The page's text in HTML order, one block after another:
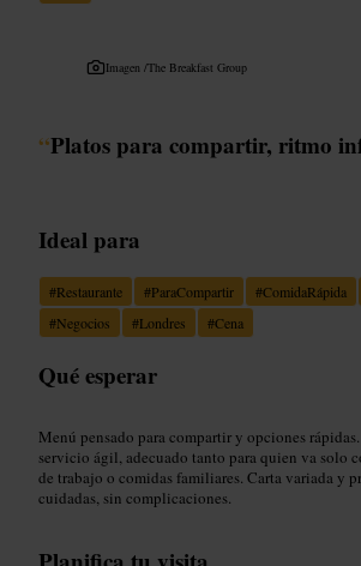
Imagen /The Breakfast Group
“Platos para compartir, ritmo
Ideal para
#Restaurante #ParaCompartir #ComidaRápida
#Negocios #Londres #Cena
Qué esperar
Menú pensado para compartir y opciones
servicio ágil, adecuado tanto para quien va solo
de trabajo o comidas familiares. Carta variada y
cuidadas, sin complicaciones.